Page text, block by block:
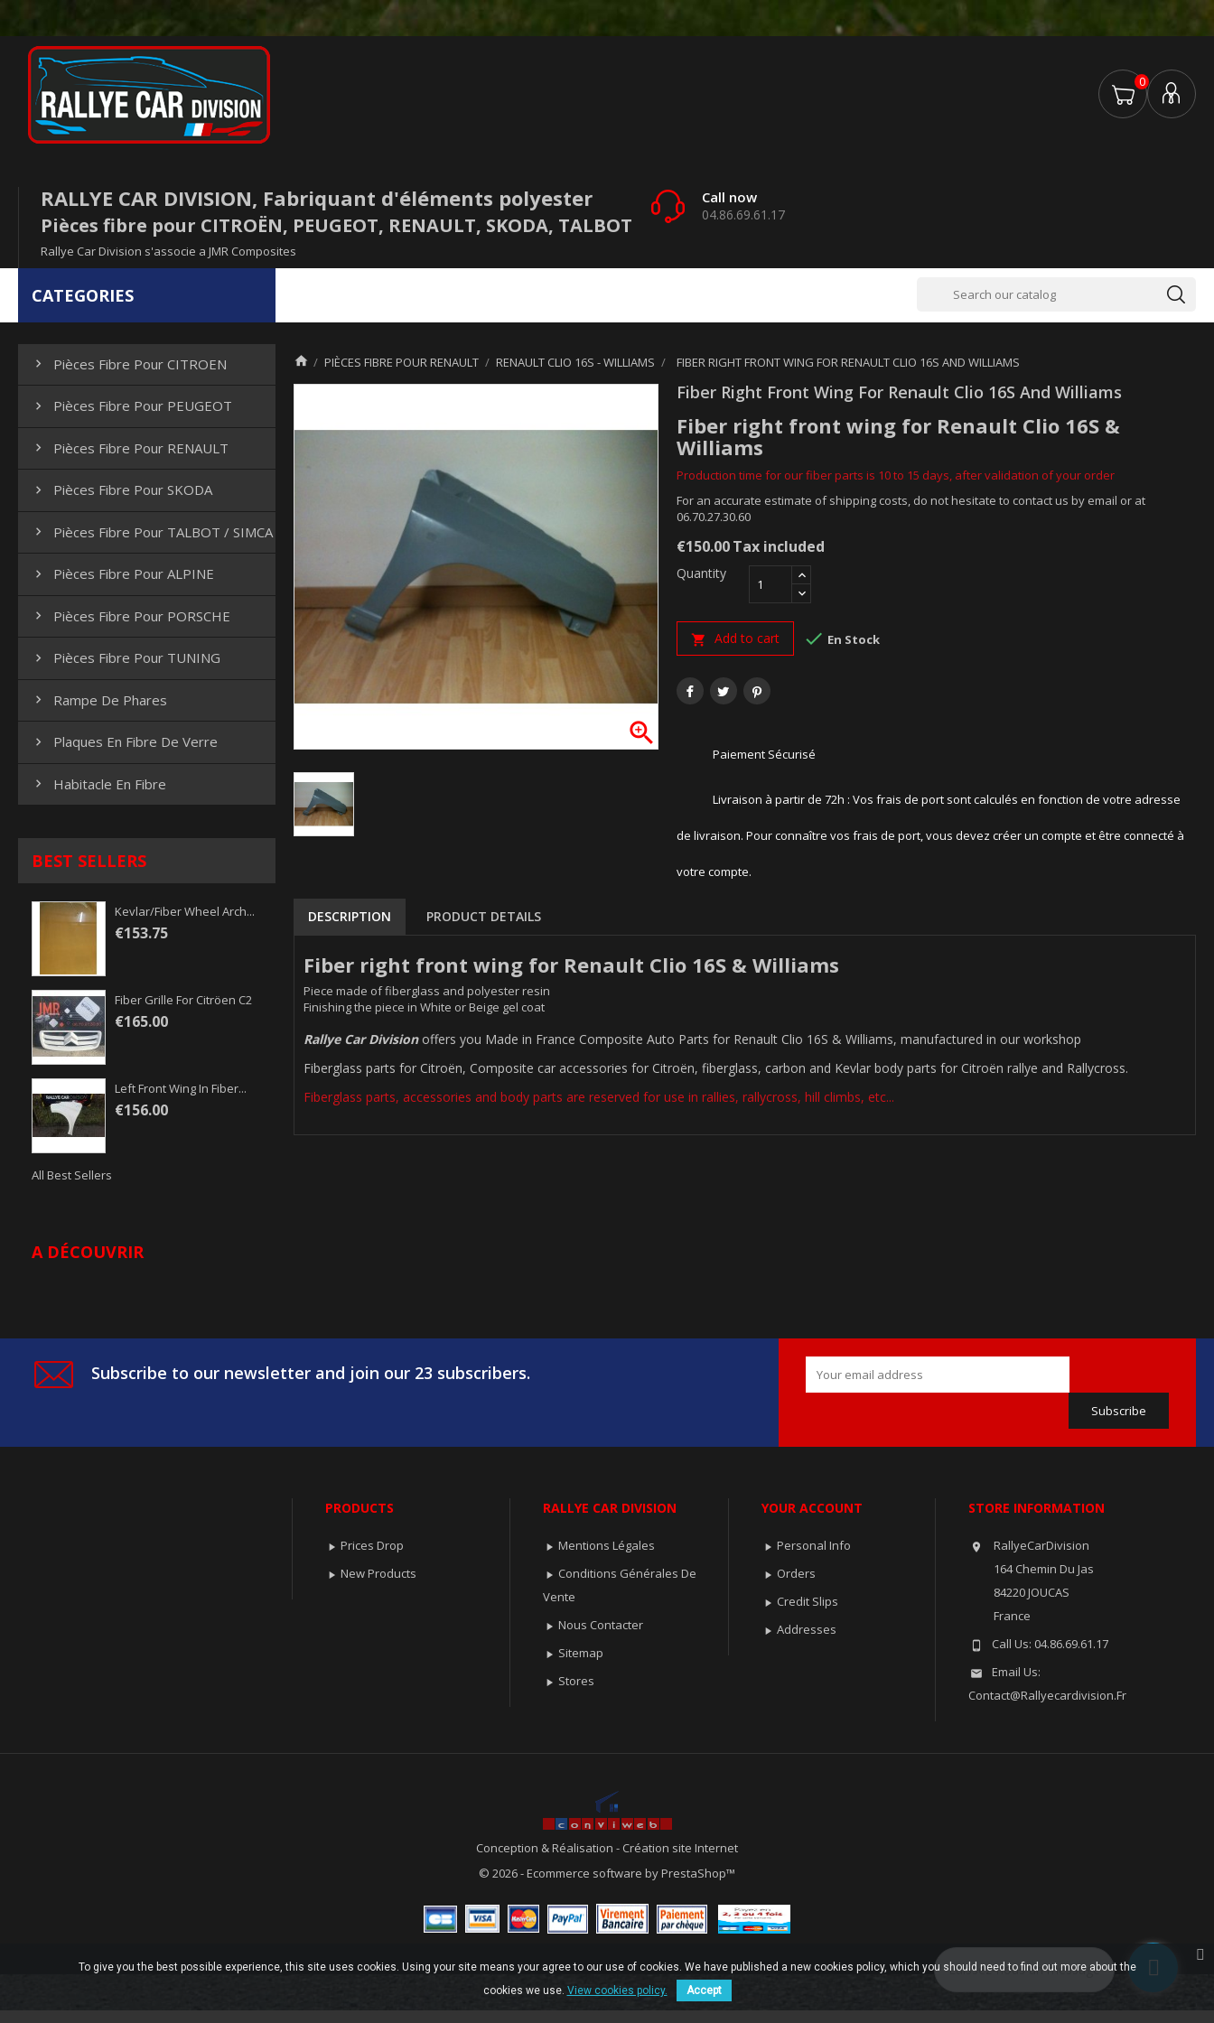
Laissez-nous un message
RALLYE CAR DIVISION, Fabriquant d'éléments polyester
Pièces fibre pour CITROËN, PEUGEOT, RENAULT, SKODA, TALBOT
Rallye Car Division s'associe a JMR Composites
Call now
04.86.69.61.17
0
CATEGORIES
 Pièces Fibre Pour CITROEN
 Pièces Fibre Pour PEUGEOT
 Pièces Fibre Pour RENAULT
 Pièces Fibre Pour SKODA
 Pièces Fibre Pour TALBOT / SIMCA
 Pièces Fibre Pour ALPINE
 Pièces Fibre Pour PORSCHE
 Pièces Fibre Pour TUNING
 Rampe De Phares
 Plaques En Fibre De Verre
 Habitacle En Fibre
BEST SELLERS
Kevlar/fiber Wheel Arch...
€153.75
Fiber Grille For Citröen C2
€165.00
Left Front Wing In Fiber...
€156.00
All Best Sellers
A DÉCOUVRIR
 PIÈCES FIBRE POUR RENAULT RENAULT CLIO 16S - WILLIAMS FIBER RIGHT FRONT WING FOR RENAULT CLIO 16S AND WILLIAMS

Fiber Right Front Wing For Renault Clio 16S And Williams
Fiber right front wing for Renault Clio 16S &
Williams
Production time for our fiber parts is 10 to 15 days, after validation of your order
For an accurate estimate of shipping costs, do not hesitate to contact us by email or at
06.70.27.30.60
€150.00Tax included
Quantity
 Add to cart  En Stock
Paiement Sécurisé
Livraison à partir de 72h : Vos frais de port sont calculés en fonction de votre adresse
de livraison. Pour connaître vos frais de port, vous devez créer un compte et être connecté à
votre compte.
DESCRIPTION PRODUCT DETAILS
Fiber right front wing for Renault Clio 16S & Williams
Piece made of fiberglass and polyester resin
Finishing the piece in White or Beige gel coat
Rallye Car Division offers you Made in France Composite Auto Parts for Renault Clio 16S & Williams, manufactured in our workshop
Fiberglass parts for Citroën, Composite car accessories for Citroën, fiberglass, carbon and Kevlar body parts for Citroën rallye and Rallycross.
Fiberglass parts, accessories and body parts are reserved for use in rallies, rallycross, hill climbs, etc...
Subscribe to our newsletter and join our 23 subscribers.
PRODUCTS
 Prices Drop
 New Products
RALLYE CAR DIVISION
 Mentions Légales
 Conditions Générales De
Vente
 Nous Contacter
 Sitemap
 Stores
YOUR ACCOUNT
 Personal Info
 Orders
 Credit Slips
 Addresses
STORE INFORMATION

RallyeCarDivision
164 Chemin Du Jas
84220 JOUCAS
France
 Call Us: 04.86.69.61.17

Email Us:
Contact@rallyecardivision.fr
Conception & Réalisation - Création site Internet
© 2026 - Ecommerce software by PrestaShop™
To give you the best possible experience, this site uses cookies. Using your site means your agree to our use of cookies. We have published a new cookies policy, which you should need to find out more about the
cookies we use. View cookies policy. Accept